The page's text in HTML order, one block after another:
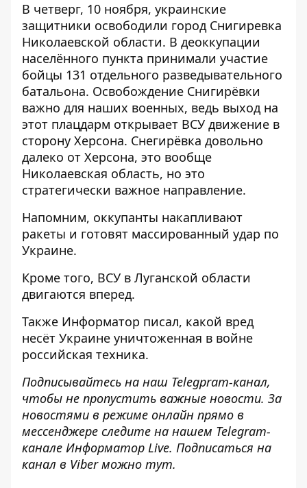
В четверг, 10 ноября, украинские
защитники освободили город Снигиревка
Николаевской области. В деоккупации
населённого пункта принимали участие
бойцы 131 отдельного разведывательного
батальона. Освобождение Снигирёвки
важно для наших военных, ведь выход на
этот плацдарм открывает ВСУ движение в
сторону Херсона. Снегирёвка довольно
далеко от Херсона, это вообще
Николаевская область, но это
стратегически важное направление.
Напомним, оккупанты накапливают
ракеты и готовят массированный удар по
Украине.
Кроме того, ВСУ в Луганской области
двигаются вперед.
Также Информатор писал, какой вред
несёт Украине уничтоженная в войне
российская техника.
Подписывайтесь на наш Telegрram-канал,
чтобы не пропустить важные новости. За
новостями в режиме онлайн прямо в
мессенджере следите на нашем Telegram-
канале Информатор Live. Подписаться на
канал в Viber можно тут.